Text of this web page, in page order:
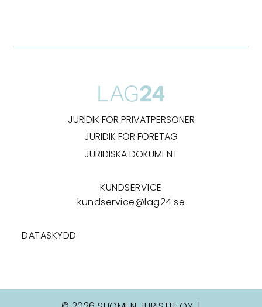
JURIDIK FÖR PRIVATPERSONER
JURIDIK FÖR FÖRETAG
JURIDISKA DOKUMENT
KUNDSERVICE
kundservice@lag24.se
DATASKYDD